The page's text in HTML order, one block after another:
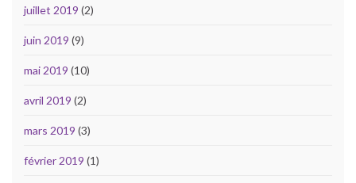
juillet 2019 (2)
juin 2019 (9)
mai 2019 (10)
avril 2019 (2)
mars 2019 (3)
février 2019 (1)